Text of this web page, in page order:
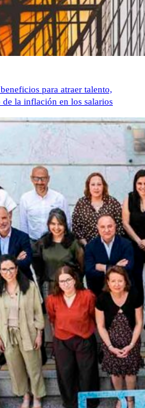
para atraer talento,
la inflación en los salarios